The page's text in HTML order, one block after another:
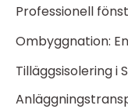
Professionell
Ombyggnation:
Tilläggsisolering i